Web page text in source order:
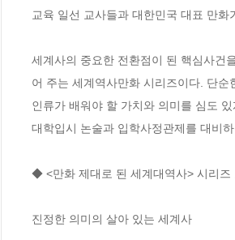
교육 일선 교사들과 대한민국 대표 만
세계사의 중요한 전환점이 된 핵심사건
어 주는 세계역사만화 시리즈이다. 단순
인류가 배워야 할 가치와 의미를 심도
대학입시 논술과 입학사정관제를 대비
◆ <만화 제대로 된 세계대역사> 시리즈
진정한 의미의 살아 있는 세계사